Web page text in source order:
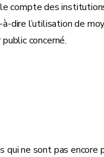
compte des
dire l’utilisation de
concerné.
ne sont pas encore